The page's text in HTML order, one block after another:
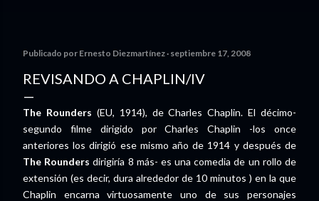
Publicado por Ernesto Diezmartínez septiembre 17, 2008
REVISANDO A CHAPLIN/IV
The Rounders (EU, 1914), de Charles Chaplin. El décimo-
segundo filme dirigido por Charles Chaplin -los once
anteriores los dirigió ese mismo año de 1914 y después de
The Rounders dirigiría 8 más- es una comedia de un rollo de
extensión (es decir, dura alrededor de 10 minutos ) en la que
Chaplin encarna virtuosamente uno de sus personajes